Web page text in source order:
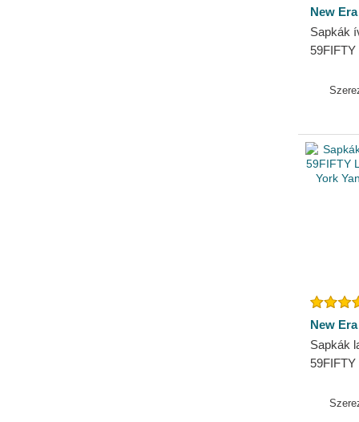
New Era
Sapkák
59FIFTY
Boston
New Era
Sapkák
59FIFTY
New
New Era